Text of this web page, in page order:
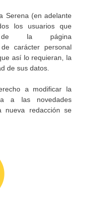
Serena (en adelante
los usuarios que
de la página
de carácter personal
así lo requieran, la
de sus datos.
a modificar la
a las novedades
nueva redacción se